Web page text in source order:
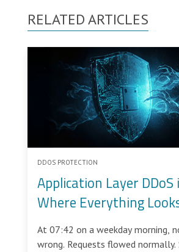
RELATED ARTICLES
DDOS PROTECTION
Application Layer DDoS
Where Everything
Legitimate
At 07:42 on a weekday morning,
wrong. Requests flowed normally.